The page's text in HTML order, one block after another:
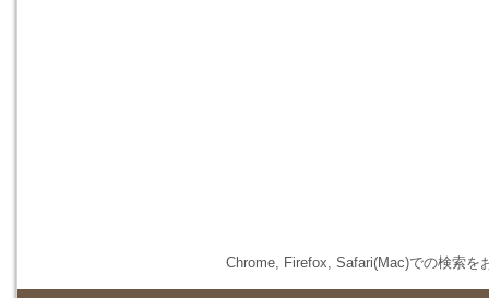
Chrome, Firefox, Safari(Mac)での検索を